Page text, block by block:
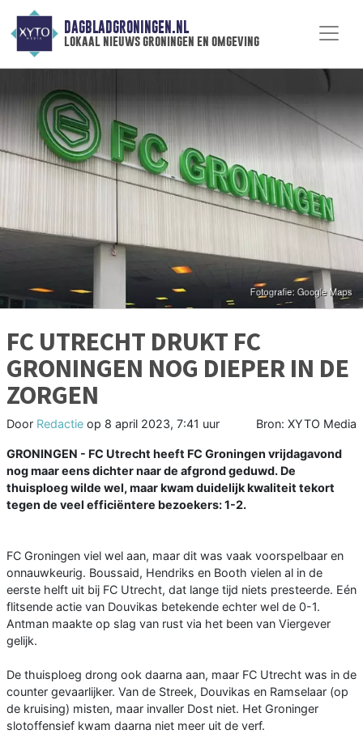
DAGBLADGRONINGEN.NL
lokaal nieuws groningen en omgeving
FC UTRECHT DRUKT FC
GRONINGEN NOG DIEPER IN DE
ZORGEN
Door Redactie op 8 april 2023, 7:41 uur Bron: XYTO Media
GRONINGEN - FC Utrecht heeft FC Groningen vrijdagavond
nog maar eens dichter naar de afgrond geduwd. De
thuisploeg wilde wel, maar kwam duidelijk kwaliteit tekort
tegen de veel efficiëntere bezoekers: 1-2.
FC Groningen viel wel aan, maar dit was vaak voorspelbaar en
onnauwkeurig. Boussaid, Hendriks en Booth vielen al in de
eerste helft uit bij FC Utrecht, dat lange tijd niets presteerde. Eén
flitsende actie van Douvikas betekende echter wel de 0-1.
Antman maakte op slag van rust via het been van Viergever
gelijk.
De thuisploeg drong ook daarna aan, maar FC Utrecht was in de
counter gevaarlijker. Van de Streek, Douvikas en Ramselaar (op
de kruising) misten, maar invaller Dost niet. Het Groninger
slotoffensief kwam daarna niet meer uit de verf.